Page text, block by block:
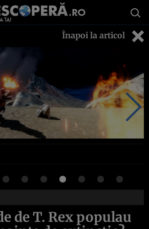
Înapoi la articol
de T. Rex populau